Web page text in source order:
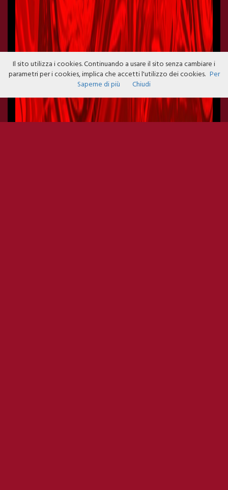
Il sito utilizza i cookies. Continuando a usare il sito senza cambiare i
parametri per i cookies, implica che accetti l'utilizzo dei cookies. Per
Saperne di più
Chiudi